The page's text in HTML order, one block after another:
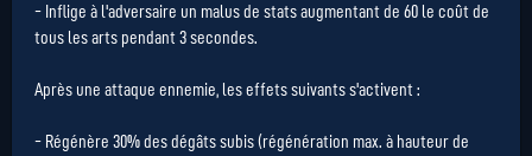
- Inflige à l'adversaire un malus de stats augmentant de 60 le coût de
tous les arts pendant 3 secondes.
Après une attaque ennemie, les effets suivants s'activent :
- Régénère 30% des dégâts subis (régénération max. à hauteur de